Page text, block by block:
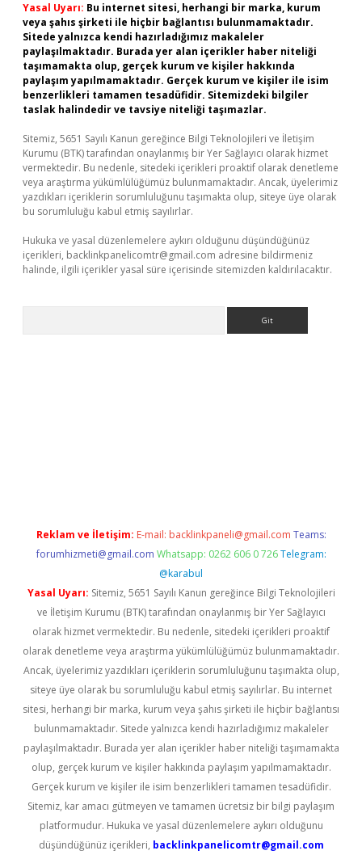
Yasal Uyarı: Bu internet sitesi, herhangi bir marka, kurum
veya şahıs şirketi ile hiçbir bağlantısı bulunmamaktadır.
Sitede yalnızca kendi hazırladığımız makaleler
paylaşılmaktadır. Burada yer alan içerikler haber niteliği
taşımamakta olup, gerçek kurum ve kişiler hakkında
paylaşım yapılmamaktadır. Gerçek kurum ve kişiler ile isim
benzerlikleri tamamen tesadüfidir. Sitemizdeki bilgiler
taslak halindedir ve tavsiye niteliği taşımazlar.
Sitemiz, 5651 Sayılı Kanun gereğince Bilgi Teknolojileri ve İletişim
Kurumu (BTK) tarafından onaylanmış bir Yer Sağlayıcı olarak hizmet
vermektedir. Bu nedenle, sitedeki içerikleri proaktif olarak denetleme
veya araştırma yükümlülüğümüz bulunmamaktadır. Ancak, üyelerimiz
yazdıkları içeriklerin sorumluluğunu taşımakta olup, siteye üye olarak
bu sorumluluğu kabul etmiş sayılırlar.
Hukuka ve yasal düzenlemelere aykırı olduğunu düşündüğünüz
içerikleri, backlinkpanelicomtr@gmail.com adresine bildirmeniz
halinde, ilgili içerikler yasal süre içerisinde sitemizden kaldırılacaktır.
Reklam ve İletişim: E-mail: backlinkpaneli@gmail.com Teams:
forumhizmeti@gmail.com Whatsapp: 0262 606 0 726 Telegram:
@karabul
Yasal Uyarı: Sitemiz, 5651 Sayılı Kanun gereğince Bilgi Teknolojileri
ve İletişim Kurumu (BTK) tarafından onaylanmış bir Yer Sağlayıcı
olarak hizmet vermektedir. Bu nedenle, sitedeki içerikleri proaktif
olarak denetleme veya araştırma yükümlülüğümüz bulunmamaktadır.
Ancak, üyelerimiz yazdıkları içeriklerin sorumluluğunu taşımakta olup,
siteye üye olarak bu sorumluluğu kabul etmiş sayılırlar. Bu internet
sitesi, herhangi bir marka, kurum veya şahıs şirketi ile hiçbir bağlantısı
bulunmamaktadır. Sitede yalnızca kendi hazırladığımız makaleler
paylaşılmaktadır. Burada yer alan içerikler haber niteliği taşımamakta
olup, gerçek kurum ve kişiler hakkında paylaşım yapılmamaktadır.
Gerçek kurum ve kişiler ile isim benzerlikleri tamamen tesadüfidir.
Sitemiz, kar amacı gütmeyen ve tamamen ücretsiz bir bilgi paylaşım
platformudur. Hukuka ve yasal düzenlemelere aykırı olduğunu
düşündüğünüz içerikleri, backlinkpanelicomtr@gmail.com